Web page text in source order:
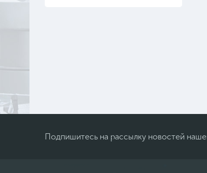
Подпишитесь на рассылку новостей